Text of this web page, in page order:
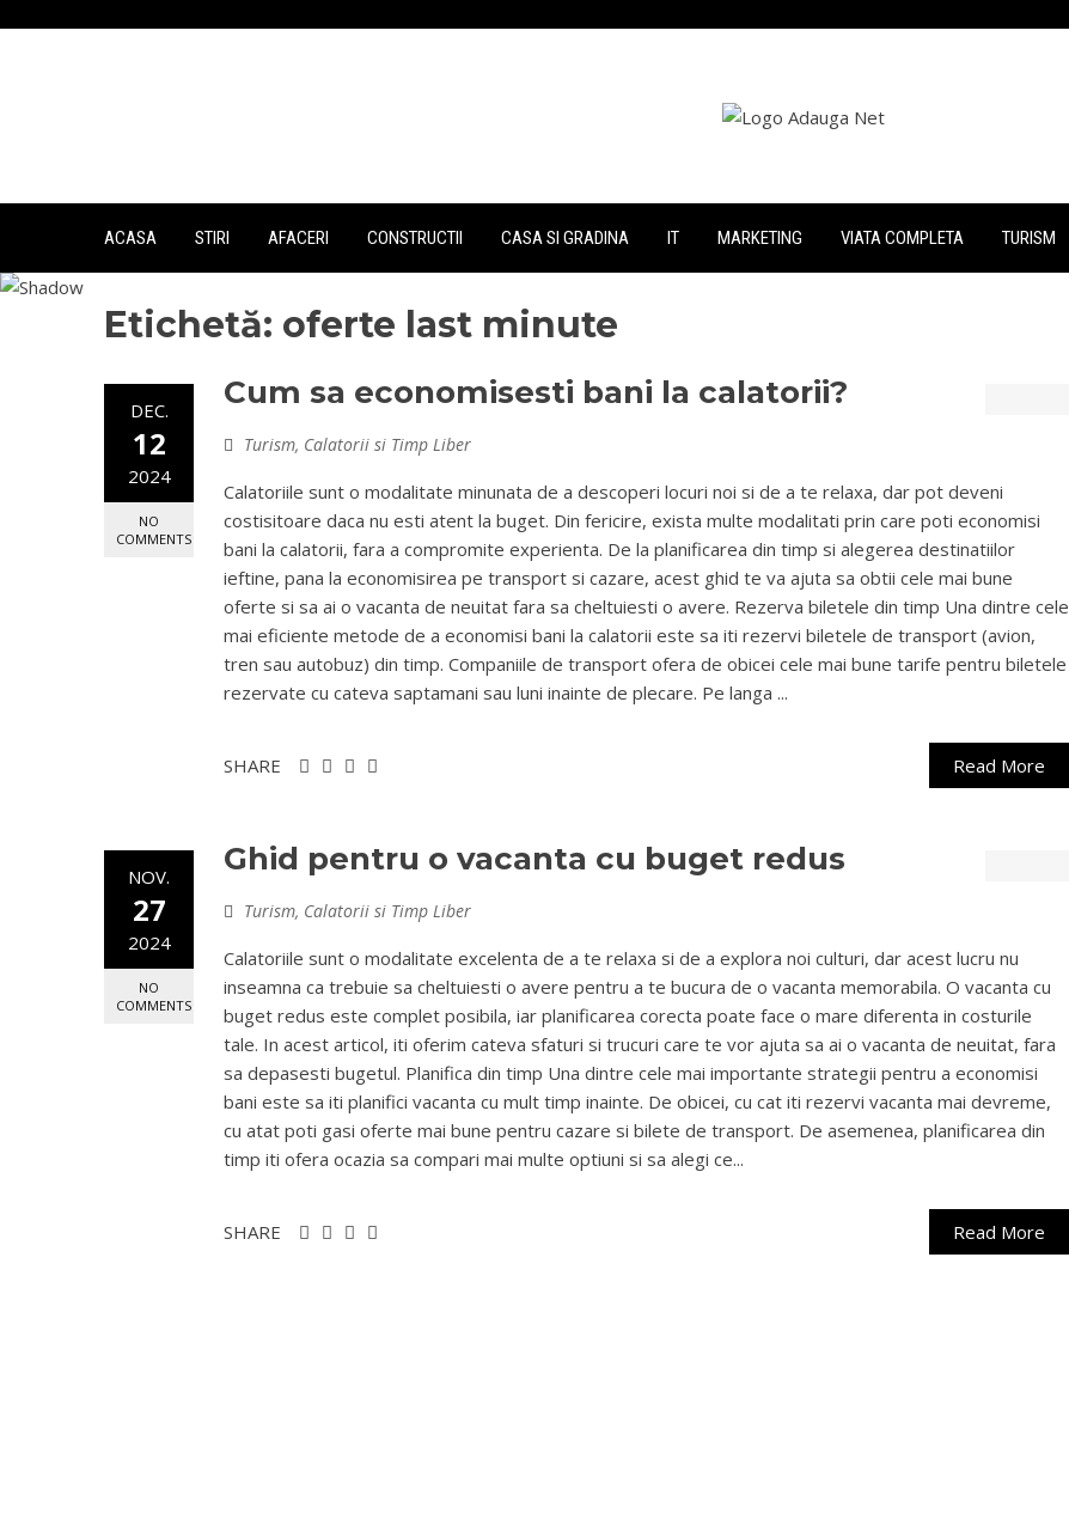
ACASA STIRI AFACERI CONSTRUCTII CASA SI GRADINA IT MARKETING VIATA COMPLETA TURISM
Etichetă: oferte last minute
DEC.
12
2024
NO
COMMENTS
Cum sa economisesti bani la calatorii?
Turism, Calatorii si Timp Liber
Calatoriile sunt o modalitate minunata de a descoperi locuri noi si de a te relaxa, dar pot deveni
costisitoare daca nu esti atent la buget. Din fericire, exista multe modalitati prin care poti economisi
bani la calatorii, fara a compromite experienta. De la planificarea din timp si alegerea destinatiilor
ieftine, pana la economisirea pe transport si cazare, acest ghid te va ajuta sa obtii cele mai bune
oferte si sa ai o vacanta de neuitat fara sa cheltuiesti o avere. Rezerva biletele din timp Una dintre cele
mai eficiente metode de a economisi bani la calatorii este sa iti rezervi biletele de transport (avion,
tren sau autobuz) din timp. Companiile de transport ofera de obicei cele mai bune tarife pentru biletele
rezervate cu cateva saptamani sau luni inainte de plecare. Pe langa ...
Read More
SHARE
NOV.
27
2024
NO
COMMENTS
Ghid pentru o vacanta cu buget redus
Turism, Calatorii si Timp Liber
Calatoriile sunt o modalitate excelenta de a te relaxa si de a explora noi culturi, dar acest lucru nu
inseamna ca trebuie sa cheltuiesti o avere pentru a te bucura de o vacanta memorabila. O vacanta cu
buget redus este complet posibila, iar planificarea corecta poate face o mare diferenta in costurile
tale. In acest articol, iti oferim cateva sfaturi si trucuri care te vor ajuta sa ai o vacanta de neuitat, fara
sa depasesti bugetul. Planifica din timp Una dintre cele mai importante strategii pentru a economisi
bani este sa iti planifici vacanta cu mult timp inainte. De obicei, cu cat iti rezervi vacanta mai devreme,
cu atat poti gasi oferte mai bune pentru cazare si bilete de transport. De asemenea, planificarea din
timp iti ofera ocazia sa compari mai multe optiuni si sa alegi ce...
Read More
SHARE